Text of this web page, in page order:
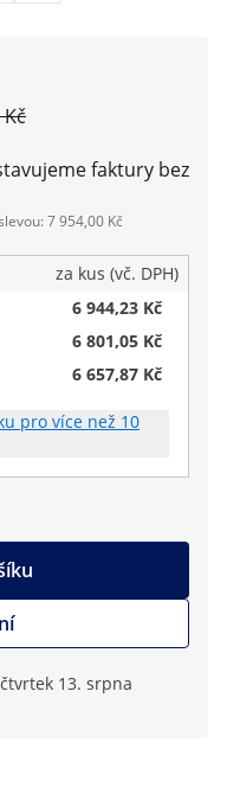
faktury bez
7 954,00 Kč
za kus (vč. DPH)
6 944,23 Kč
6 801,05 Kč
6 657,87 Kč
pro více než 10
13. srpna